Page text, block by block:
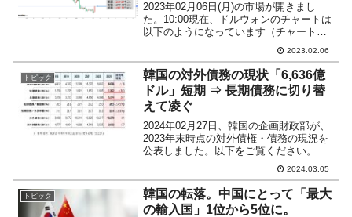
2023年02月06日(月)の市場が開きまし
た。10:00現在、ドルウォンのチャートは
以下のようになっています（チャートは
『Investing.com』より引用）。新しい週
が始まりましたが、ローソク足の実体部
分がまだほとんどありません。現在...
2023.02.06
トピック
韓国の対外債務の現状「6,636億
ドル」短期 ⇒ 長期債務に切り替
えて凌ぐ
2024年02月27日、韓国の企画財政部が、
2023年末時点の対外債権・債務の現況を
公表しました。以下をご覧ください。⇒
参照・引用元：『韓国 企画財政部』公式
サイト「2023年末の対外債権・債務動
向」2023年末時点で韓国の対外債務は
「6,...
2024.03.05
トピック
韓国の転落。中国にとって「最大
の輸入国」1位から5位に。